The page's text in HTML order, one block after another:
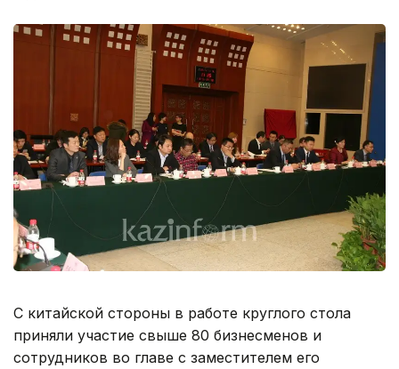
С китайской стороны в работе круглого стола
приняли участие свыше 80 бизнесменов и
сотрудников во главе с заместителем его